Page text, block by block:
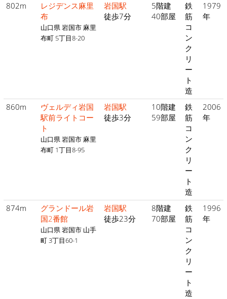
802m
レジデンス麻里
布
山口県 岩国市 麻里
布町 5丁目8-20
岩国駅
徒歩7分
5階建
40部屋
鉄
筋
コ
ン
ク
リ
ー
ト
造
1979
年
860m
ヴェルディ岩国
駅前ライトコー
ト
山口県 岩国市 麻里
布町 1丁目8-95
岩国駅
徒歩3分
10階建
59部屋
鉄
筋
コ
ン
ク
リ
ー
ト
造
2006
年
874m
グランドール岩
国2番館
山口県 岩国市 山手
町 3丁目60-1
岩国駅
徒歩23分
8階建
70部屋
鉄
筋
コ
ン
ク
リ
ー
ト
造
1996
年